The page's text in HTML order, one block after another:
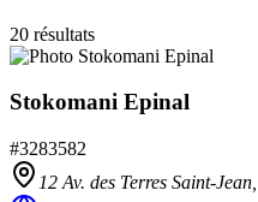
20 résultats
Stokomani Epinal
#3283582
12 Av. des Terres Saint-Jean,